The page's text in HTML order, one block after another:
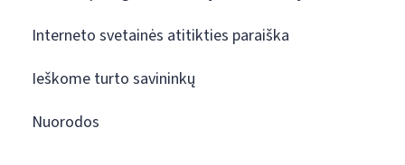
Interneto svetainės atitikties paraiška
Ieškome turto savininkų
Nuorodos